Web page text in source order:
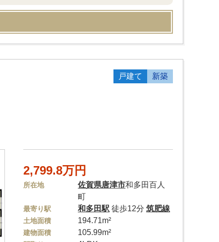
戸建て 新築
2,799.8万円
所在地 佐賀県唐津市和多田百人
町
最寄り駅 和多田駅 徒歩12分筑肥線
土地面積 194.71m²
建物面積 105.99m²